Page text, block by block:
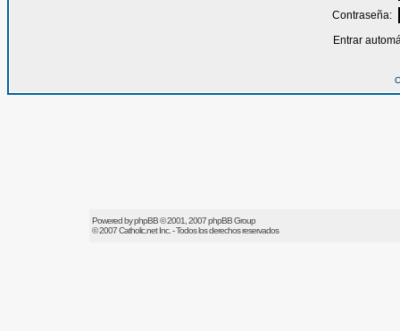
Contraseña:
Entrar
Powered byphpBB© 2001, 2007 phpBB Group
© 2007Catholic.netInc. - Todos los derechos reservados